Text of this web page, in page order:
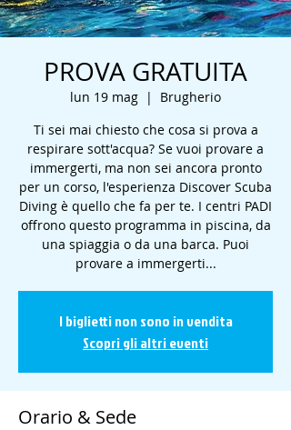
PROVA GRATUITA
lun 19 mag
  |
Brugherio
Ti sei mai chiesto che cosa si prova a
respirare sott'acqua? Se vuoi provare a
immergerti, ma non sei ancora pronto
per un corso, l'esperienza Discover Scuba
Diving è quello che fa per te. I centri PADI
offrono questo programma in piscina, da
una spiaggia o da una barca. Puoi
provare a immergerti...
I biglietti non sono in vendita
Scopri gli altri eventi
Orario & Sede